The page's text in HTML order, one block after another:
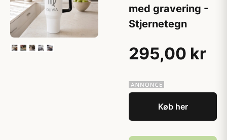
med gravering -
Stjernetegn
295,00 kr
Køb her